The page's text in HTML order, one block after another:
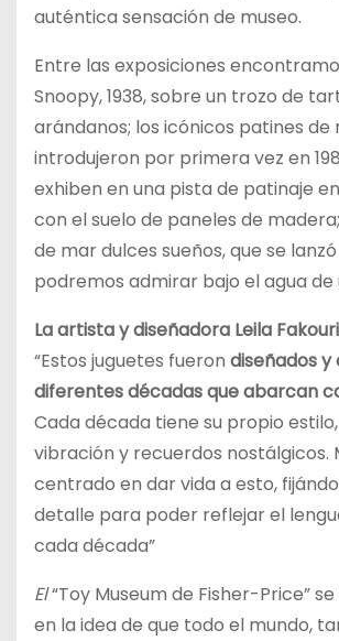
auténtica sensación de museo.
Entre las exposiciones
Snoopy, 1938, sobre un trozo de
arándanos; los icónicos patines de
introdujeron por primera vez en
exhiben en una pista de patinaje
con el suelo de paneles de
de mar dulces sueños, que se
podremos admirar bajo el agua de
La artista y diseñadora Leila Fakouri
“Estos juguetes fueron diseñados
diferentes décadas que abarcan
Cada década tiene su propio
vibración y recuerdos nostálgicos.
centrado en dar vida a esto,
detalle para poder reflejar el
cada década”
El“Toy Museum de Fisher-Price”
en la idea de que todo el mundo,